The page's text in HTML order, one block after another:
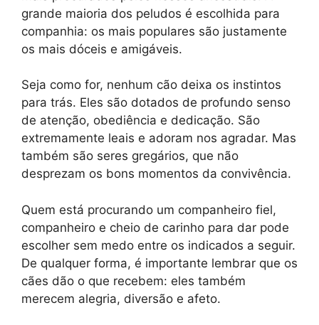
grande maioria dos peludos é escolhida para
companhia: os mais populares são justamente
os mais dóceis e amigáveis.
Seja como for, nenhum cão deixa os instintos
para trás. Eles são dotados de profundo senso
de atenção, obediência e dedicação. São
extremamente leais e adoram nos agradar. Mas
também são seres gregários, que não
desprezam os bons momentos da convivência.
Quem está procurando um companheiro fiel,
companheiro e cheio de carinho para dar pode
escolher sem medo entre os indicados a seguir.
De qualquer forma, é importante lembrar que os
cães dão o que recebem: eles também
merecem alegria, diversão e afeto.